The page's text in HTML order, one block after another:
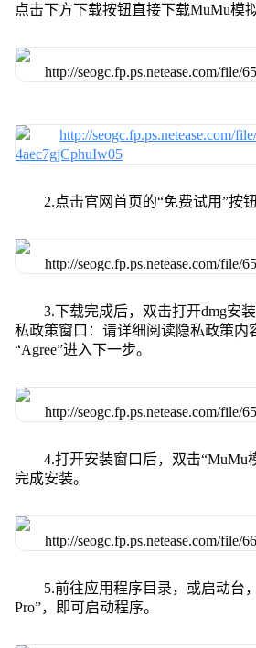
点击下方下载按钮直接下载MuMu模
2.点击官网首页的“免费试用”按
3.下载完成后，双击打开dmg安
私政策窗口：请详细阅读隐私政策内
“Agree”进入下一步。
4.打开安装窗口后，双击“MuMu
完成安装。
5.前往应用程序目录，或启动台
Pro”，即可启动程序。